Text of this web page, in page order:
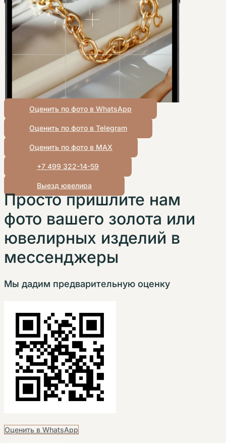
Оценить по фото в WhatsApp
Оценить по фото в Telegram
Оценить по фото в MAX
+7 499 322-14-59
Выезд ювелира
Просто пришлите нам
фото вашего золота или
ювелирных изделий в
мессенджеры
Мы дадим предварительную оценку
Оценить в WhatsApp